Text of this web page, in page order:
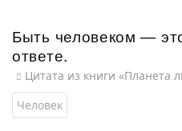
Быть человеком —
ответе.
Цитата из книги «Планета
Человек